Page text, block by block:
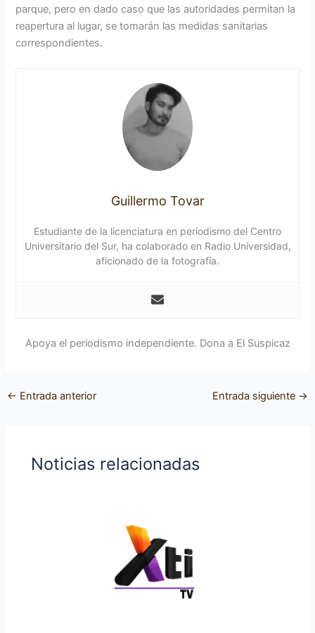
parque, pero en dado caso que las autoridades permitan la
reapertura al lugar, se tomarán las medidas sanitarias
correspondientes.
Guillermo Tovar
Estudiante de la licenciatura en periodismo del Centro
Universitario del Sur, ha colaborado en Radio Universidad,
aficionado de la fotografía.
Apoya el periodismo independiente. Dona a El Suspicaz
← Entrada anterior Entrada siguiente →
Noticias relacionadas